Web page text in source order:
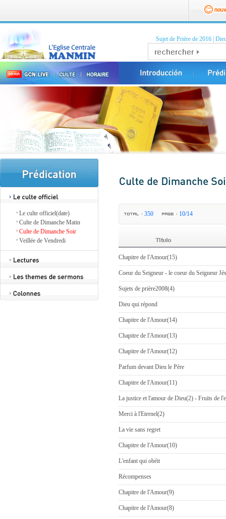
Sujet de Prière de 2016
Le culte officiel(date)
Culte de Dimanche Matin
Culte de Dimanche Soir
Veillée de Vendredi
350 10/14
Chapitre de l'Amour(15)
Coeur du Seigneur - le coeur du Seigneur
Sujets de prière2008(4)
Dieu qui répond
Chapitre de l'Amour(14)
Chapitre de l'Amour(13)
Chapitre de l'Amour(12)
Parfum devant Dieu le Père
Chapitre de l'Amour(11)
La justice et l'amour de Dieu(2) - Fruits de
Merci à l'Eternel(2)
La vie sans regret
Chapitre de l'Amour(10)
L'enfant qui obéit
Récompenses
Chapitre de l'Amour(9)
Chapitre de l'Amour(8)